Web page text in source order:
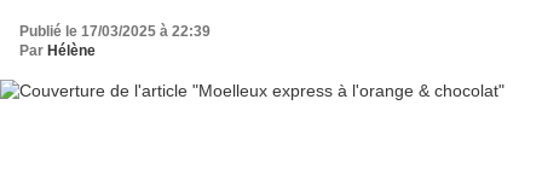
Publié le 17/03/2025 à 22:39
Par Hélène